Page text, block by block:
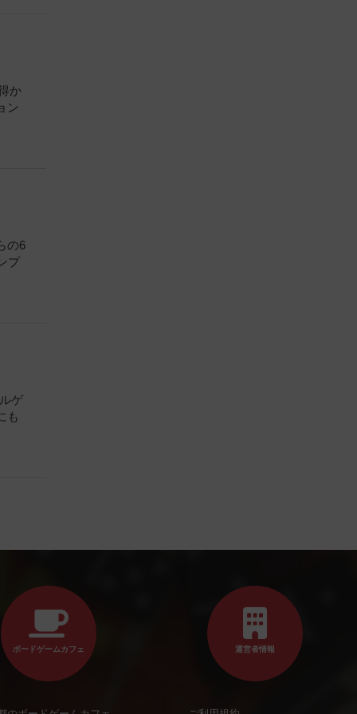
か
ン
の6
プ
ゲ
も
ボードゲームカフェ 運営者情報